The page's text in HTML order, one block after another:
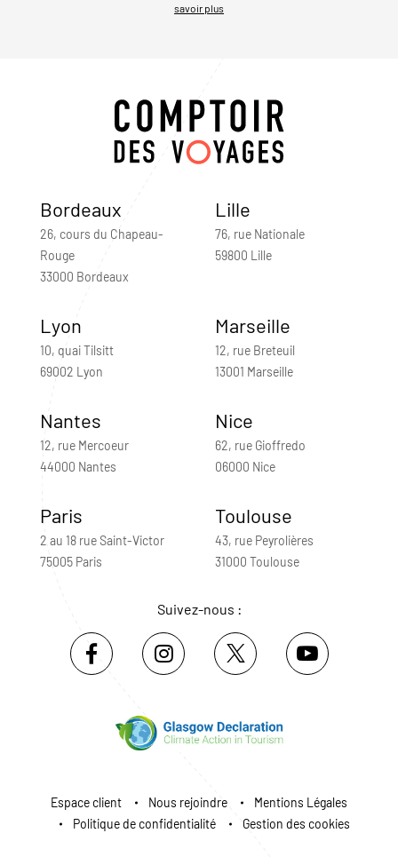
savoir plus
Bordeaux
26, cours du Chapeau-
Rouge
33000 Bordeaux
Lille
76, rue Nationale
59800 Lille
Lyon
10, quai Tilsitt
69002 Lyon
Marseille
12, rue Breteuil
13001 Marseille
Nantes
12, rue Mercoeur
44000 Nantes
Nice
62, rue Gioffredo
06000 Nice
Paris
2 au 18 rue Saint-Victor
75005 Paris
Toulouse
43, rue Peyrolières
31000 Toulouse
Suivez-nous :
Espace client Nous rejoindre
Mentions Légales
Politique de confidentialité
Gestion des cookies